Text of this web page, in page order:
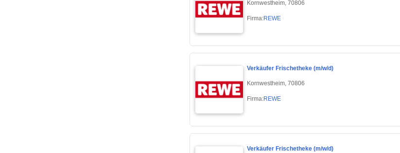
Kornwestheim, 70806
Firma:REWE
Verkäufer Frischetheke (m/w/d)
Kornwestheim, 70806
Firma:REWE
Verkäufer Frischetheke (m/w/d)